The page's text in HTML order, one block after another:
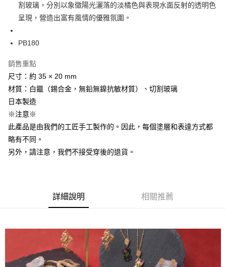
割玻璃，分別以象徵陽光灑落的淡橘色與表現水面反射的透明色
呈現，營造出富有風情的優雅氛圍。
PB180
銷售重點
尺寸：約 35 × 20 mm
材質：白鑞（錫合金，無鉛無鎳抗敏材質）、切割玻璃
日本製造
※注意※
此產品是由我們的工匠手工製作的。因此，每個塗層和表達方式都
略有不同。
另外，請注意，我們不接受穿後的退貨。
詳細說明 相關推薦